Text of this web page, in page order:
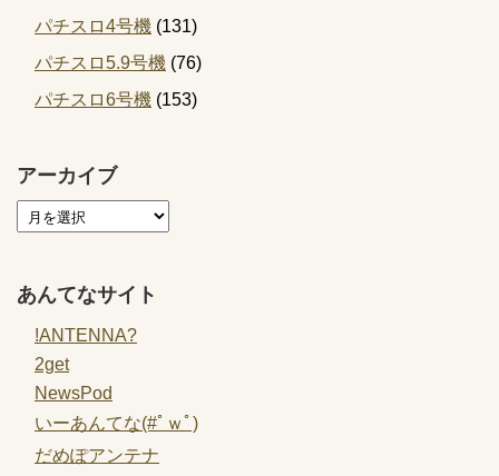
パチスロ4号機 (131)
パチスロ5.9号機 (76)
パチスロ6号機 (153)
アーカイブ
あんてなサイト
!ANTENNA?
2get
NewsPod
いーあんてな(#ﾟｗﾟ)
だめぽアンテナ